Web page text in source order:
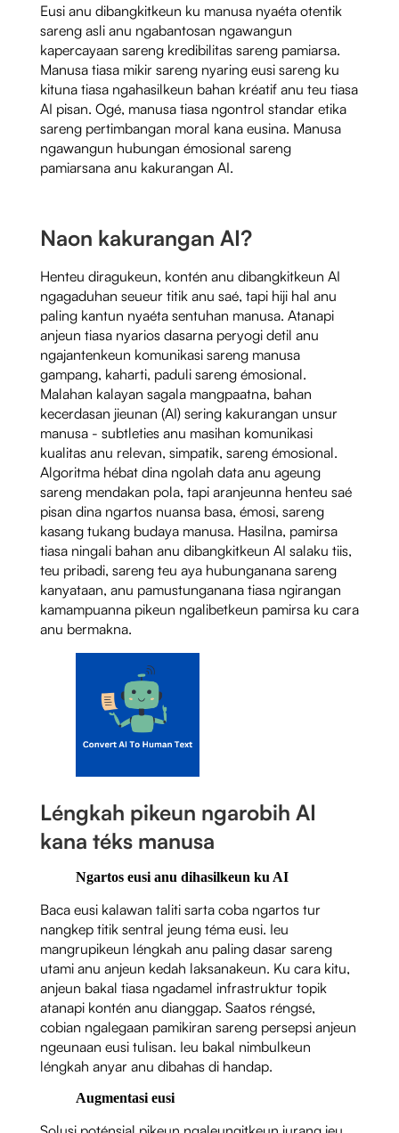
Eusi anu dibangkitkeun ku manusa nyaéta otentik
sareng asli anu ngabantosan ngawangun
kapercayaan sareng kredibilitas sareng pamiarsa.
Manusa tiasa mikir sareng nyaring eusi sareng ku
kituna tiasa ngahasilkeun bahan kréatif anu teu tiasa
AI pisan. Ogé, manusa tiasa ngontrol standar etika
sareng pertimbangan moral kana eusina. Manusa
ngawangun hubungan émosional sareng
pamiarsana anu kakurangan AI.
Naon kakurangan AI?
Henteu diragukeun, kontén anu dibangkitkeun AI
ngagaduhan seueur titik anu saé, tapi hiji hal anu
paling kantun nyaéta sentuhan manusa. Atanapi
anjeun tiasa nyarios dasarna peryogi detil anu
ngajantenkeun komunikasi sareng manusa
gampang, kaharti, paduli sareng émosional.
Malahan kalayan sagala mangpaatna, bahan
kecerdasan jieunan (AI) sering kakurangan unsur
manusa - subtleties anu masihan komunikasi
kualitas anu relevan, simpatik, sareng émosional.
Algoritma hébat dina ngolah data anu ageung
sareng mendakan pola, tapi aranjeunna henteu saé
pisan dina ngartos nuansa basa, émosi, sareng
kasang tukang budaya manusa. Hasilna, pamirsa
tiasa ningali bahan anu dibangkitkeun AI salaku tiis,
teu pribadi, sareng teu aya hubunganana sareng
kanyataan, anu pamustunganana tiasa ngirangan
kamampuanna pikeun ngalibetkeun pamirsa ku cara
anu bermakna.
Léngkah pikeun ngarobih AI
kana téks manusa
Ngartos eusi anu dihasilkeun ku AI
Baca eusi kalawan taliti sarta coba ngartos tur
nangkep titik sentral jeung téma eusi. Ieu
mangrupikeun léngkah anu paling dasar sareng
utami anu anjeun kedah laksanakeun. Ku cara kitu,
anjeun bakal tiasa ngadamel infrastruktur topik
atanapi kontén anu dianggap. Saatos réngsé,
cobian ngalegaan pamikiran sareng persepsi anjeun
ngeunaan eusi tulisan. Ieu bakal nimbulkeun
léngkah anyar anu dibahas di handap.
Augmentasi eusi